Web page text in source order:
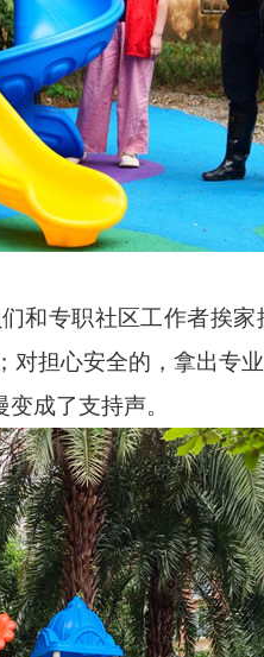
和专职社区工作者挨
对担心安全的，拿出专
成了支持声。